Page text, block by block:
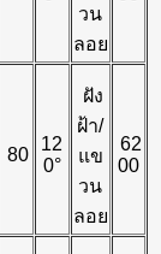
วน
ลอย
80
12
0°
ฝัง
ฝ้า/
แข
วน
ลอย
62
00